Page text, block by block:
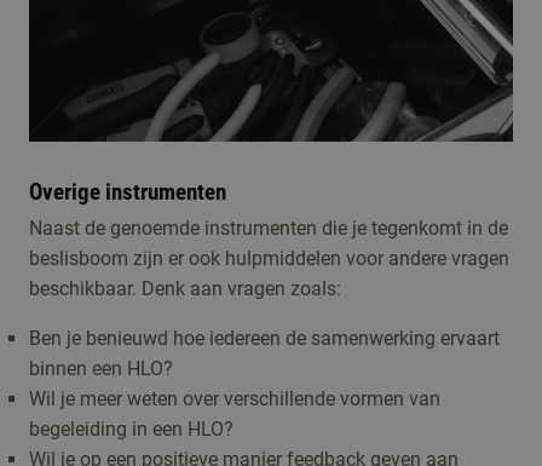
Overige instrumenten
Naast de genoemde instrumenten die je tegenkomt in de
beslisboom zijn er ook hulpmiddelen voor andere vragen
beschikbaar. Denk aan vragen zoals:
Ben je benieuwd hoe iedereen de samenwerking ervaart
binnen een HLO?
Wil je meer weten over verschillende vormen van
begeleiding in een HLO?
Wil je op een positieve manier feedback geven aan